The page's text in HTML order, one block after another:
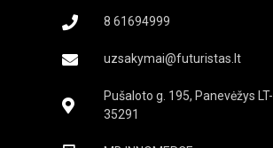
8 61694999
uzsakymai@futuristas.lt
Pušaloto g. 195, Panevėžys LT-
35291